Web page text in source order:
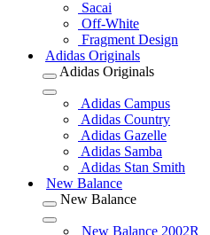
Sacai
Off-White
Fragment Design
Adidas Originals
Adidas Originals
Adidas Campus
Adidas Country
Adidas Gazelle
Adidas Samba
Adidas Stan Smith
New Balance
New Balance
New Balance 2002R